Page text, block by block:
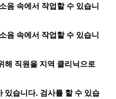
음 속에서 작업할 수 있습니
음 속에서 작업할 수 있습니
해 직원을 지역 클리닉으로
있습니다. 검사를 할 수 있습